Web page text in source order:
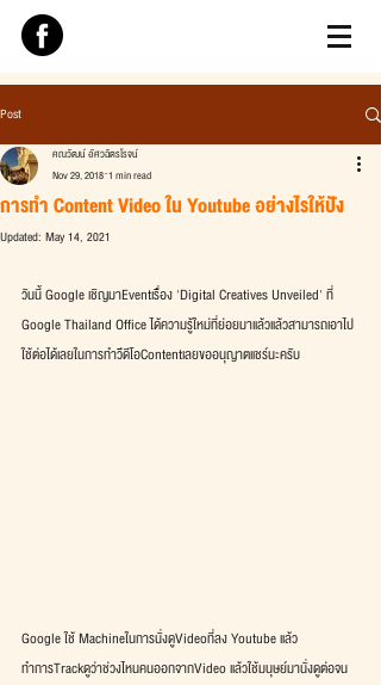
Post
การทำ Content Video ใน Youtube อย่างไรให้ปัง
คณวัฒน์ อัศวฉัตรโรจน์
Nov 29, 2018 1 min read
Updated: May 14, 2021
วันนี้ Google เชิญมาEventเรื่อง 'Digital Creatives Unveiled' ที่
Google Thailand Office ได้ความรู้ใหม่ที่ย่อยมาแล้วแล้วสามารถเอาไป
ใช้ต่อได้เลยในการทำวีดีโอContentเลยขออนุญาตแชร์นะครับ
Google ใช้ Machineในการนั่งดูVideoที่ลง Youtube แล้ว
ทำการTrackดูว่าช่วงไหนคนออกจากVideo แล้วใช้มนุษย์มานั่งดูต่อจน